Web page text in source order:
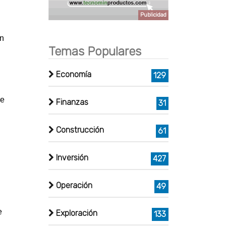
Publicidad
Temas Populares
Economía 129
Finanzas 31
Construcción 61
Inversión 427
Operación 49
Exploración 133